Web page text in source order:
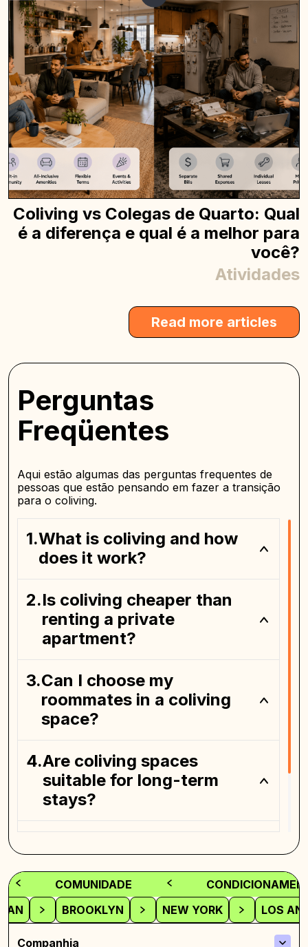
Coliving vs Colegas de Quarto: Qual
é a diferença e qual é a melhor para
você?
Atividades
Read more articles
Perguntas
Freqüentes
Aqui estão algumas das perguntas frequentes de
pessoas que estão pensando em fazer a transição
para o coliving.
What is coliving and how
does it work?
Is coliving cheaper than
renting a private
apartment?
Can I choose my
roommates in a coliving
space?
Are coliving spaces
suitable for long-term
stays?
before moving into a
coliving space?
COMUNIDADE
LOS
NEW YORK
BROOKLYN
Companhia